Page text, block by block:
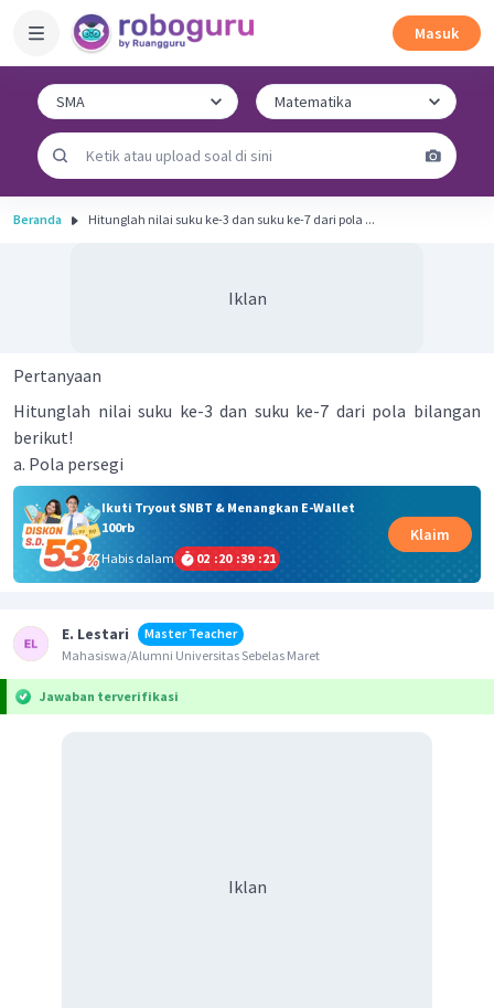
Masuk
Beranda Hitunglah nilai suku ke-3 dan suku ke-7 dari pola ...
Iklan
Pertanyaan
Hitunglah nilai suku ke-3 dan suku ke-7 dari pola bilangan
berikut!
a. Pola persegi
Ikuti Tryout SNBT & Menangkan E-Wallet
100rb
Habis dalam
02 :20 :39 :21
Klaim
E. Lestari
Master Teacher
Mahasiswa/Alumni Universitas Sebelas Maret
Jawaban terverifikasi
Iklan